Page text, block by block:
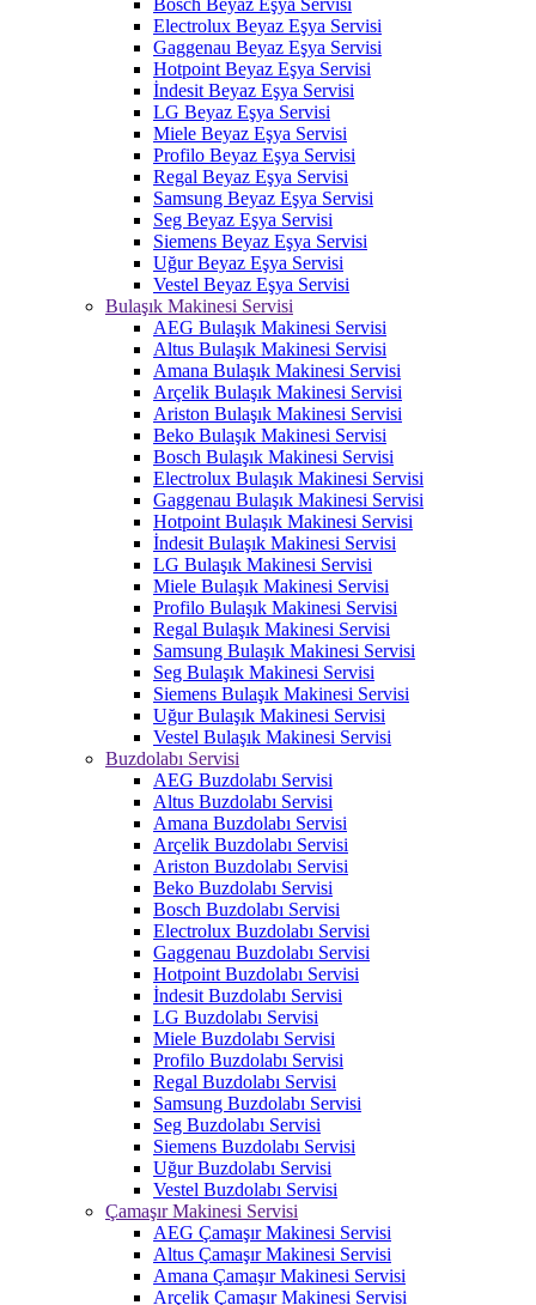
Bosch Beyaz Eşya Servisi
Electrolux Beyaz Eşya Servisi
Gaggenau Beyaz Eşya Servisi
Hotpoint Beyaz Eşya Servisi
İndesit Beyaz Eşya Servisi
LG Beyaz Eşya Servisi
Miele Beyaz Eşya Servisi
Profilo Beyaz Eşya Servisi
Regal Beyaz Eşya Servisi
Samsung Beyaz Eşya Servisi
Seg Beyaz Eşya Servisi
Siemens Beyaz Eşya Servisi
Uğur Beyaz Eşya Servisi
Vestel Beyaz Eşya Servisi
Bulaşık Makinesi Servisi
AEG Bulaşık Makinesi Servisi
Altus Bulaşık Makinesi Servisi
Amana Bulaşık Makinesi Servisi
Arçelik Bulaşık Makinesi Servisi
Ariston Bulaşık Makinesi Servisi
Beko Bulaşık Makinesi Servisi
Bosch Bulaşık Makinesi Servisi
Electrolux Bulaşık Makinesi Servisi
Gaggenau Bulaşık Makinesi Servisi
Hotpoint Bulaşık Makinesi Servisi
İndesit Bulaşık Makinesi Servisi
LG Bulaşık Makinesi Servisi
Miele Bulaşık Makinesi Servisi
Profilo Bulaşık Makinesi Servisi
Regal Bulaşık Makinesi Servisi
Samsung Bulaşık Makinesi Servisi
Seg Bulaşık Makinesi Servisi
Siemens Bulaşık Makinesi Servisi
Uğur Bulaşık Makinesi Servisi
Vestel Bulaşık Makinesi Servisi
Buzdolabı Servisi
AEG Buzdolabı Servisi
Altus Buzdolabı Servisi
Amana Buzdolabı Servisi
Arçelik Buzdolabı Servisi
Ariston Buzdolabı Servisi
Beko Buzdolabı Servisi
Bosch Buzdolabı Servisi
Electrolux Buzdolabı Servisi
Gaggenau Buzdolabı Servisi
Hotpoint Buzdolabı Servisi
İndesit Buzdolabı Servisi
LG Buzdolabı Servisi
Miele Buzdolabı Servisi
Profilo Buzdolabı Servisi
Regal Buzdolabı Servisi
Samsung Buzdolabı Servisi
Seg Buzdolabı Servisi
Siemens Buzdolabı Servisi
Uğur Buzdolabı Servisi
Vestel Buzdolabı Servisi
Çamaşır Makinesi Servisi
AEG Çamaşır Makinesi Servisi
Altus Çamaşır Makinesi Servisi
Amana Çamaşır Makinesi Servisi
Arçelik Çamaşır Makinesi Servisi